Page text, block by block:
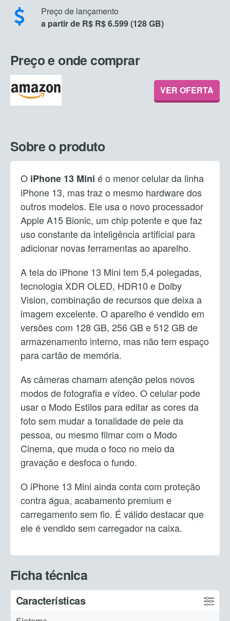
Preço de lançamento
a partir de R$ R$ 6.599 (128 GB)
Preço e onde comprar
VER OFERTA
Sobre o produto
O iPhone 13 Mini é o menor celular da linha
iPhone 13, mas traz o mesmo hardware dos
outros modelos. Ele usa o novo processador
Apple A15 Bionic, um chip potente e que faz
uso constante da inteligência artificial para
adicionar novas ferramentas ao aparelho.
A tela do iPhone 13 Mini tem 5,4 polegadas,
tecnologia XDR OLED, HDR10 e Dolby
Vision, combinação de recursos que deixa a
imagem excelente. O aparelho é vendido em
versões com 128 GB, 256 GB e 512 GB de
armazenamento interno, mas não tem espaço
para cartão de memória.
As câmeras chamam atenção pelos novos
modos de fotografia e vídeo. O celular pode
usar o Modo Estilos para editar as cores da
foto sem mudar a tonalidade de pele da
pessoa, ou mesmo filmar com o Modo
Cinema, que muda o foco no meio da
gravação e desfoca o fundo.
O iPhone 13 Mini ainda conta com proteção
contra água, acabamento premium e
carregamento sem fio. É válido destacar que
ele é vendido sem carregador na caixa.
Ficha técnica
Características